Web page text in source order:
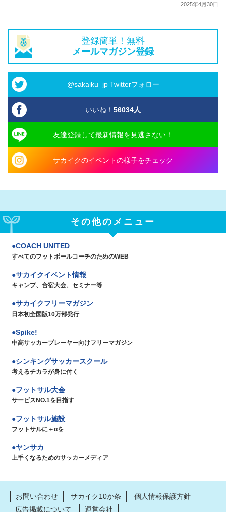
2025年4月30日
登録簡単！無料
メールマガジン登録
@sakaiku_jp Twitterフォロー
いいね！ 56034人
友達登録して最新情報を見逃さない！
サカイクのイベントの様子をチェック
その他のメニュー
COACH UNITED
すべてのフットボールコーチのためのWEB
サカイクイベント情報
キャンプ、合宿大会、セミナー等
サカイクフリーマガジン
日本初全国版10万部発行
Spike!
中高サッカープレーヤー向けフリーマガジン
シンキングサッカースクール
考えるチカラが身に付く
フットサル大会
サービスNO.1を目指す
フットサル施設
フットサルに＋αを
ヤンサカ
上手くなるためのサッカーメディア
お問い合わせ サカイク10か条
個人情報保護方針
広告掲載について
運営会社